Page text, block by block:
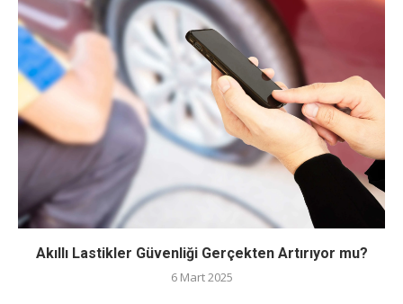
Akıllı Lastikler Güvenliği Gerçekten Artırıyor mu?
6 Mart 2025